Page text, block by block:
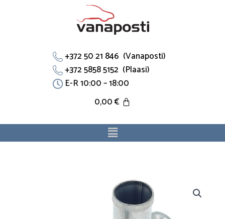
+372 50 21 846 (Vanaposti)
+372 5858 5152 (Plaasi)
E-R 10:00 – 18:00
0,00€
Menu